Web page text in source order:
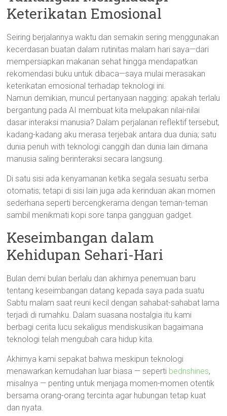
Keterikatan Emosional
Seiring berjalannya waktu dan semakin sering menggunakan
kecerdasan buatan dalam rutinitas malam hari saya—dari
mempersiapkan makanan sehat hingga mendapatkan
rekomendasi buku untuk dibaca—saya mulai merasakan
keterikatan emosional terhadap teknologi ini.
Namun demikian, muncul pertanyaan nagging: apakah terlalu
bergantung pada AI membuat kita melupakan nilai-nilai
dasar interaksi manusia? Dalam perjalanan reflektif tersebut,
kadang-kadang aku merasa terjebak antara dua dunia; satu
dunia penuh with teknologi canggih dan dunia lain dimana
manusia saling berinteraksi secara langsung.
Di satu sisi ada kenyamanan ketika segala sesuatu serba
otomatis; tetapi di sisi lain juga ada kerinduan akan momen
sederhana seperti bercengkerama dengan teman-teman
sambil menikmati kopi sore tanpa gangguan gadget.
Keseimbangan dalam
Kehidupan Sehari-Hari
Bulan demi bulan berlalu dan akhirnya penemuan baru
tentang keseimbangan datang kepada saya pada suatu
Sabtu malam saat reuni kecil dengan sahabat-sahabat lama
terjadi di rumahku. Dalam suasana nostalgia itu kami
berbagi cerita lucu sekaligus mendiskusikan bagaimana
teknologi telah mengubah cara hidup kita.
Akhirnya kami sepakat bahwa meskipun teknologi
menawarkan kemudahan luar biasa — seperti bednshines,
misalnya — penting untuk menjaga momen-momen otentik
bersama orang-orang tercinta agar hubungan tetap kuat
dan nyata.